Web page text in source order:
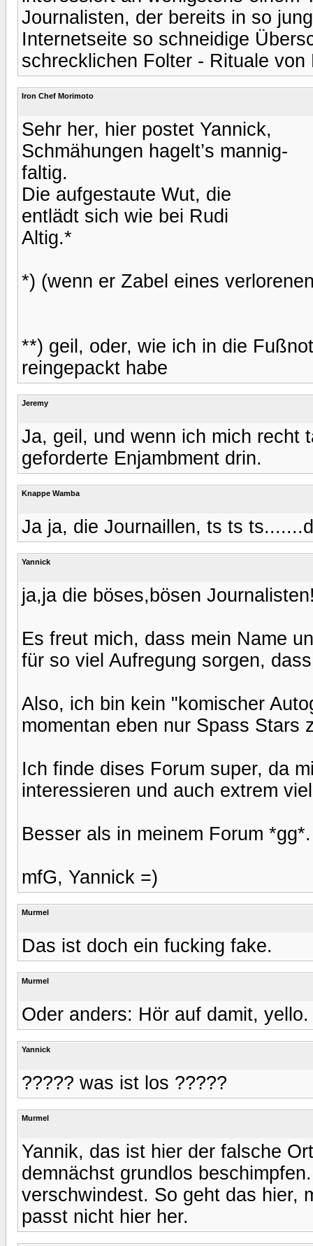
Journalisten, der bereits in so
Internetseite so schneidige
schrecklichen Folter - Rituale
Iron Chef Morimoto
Sehr her, hier postet Yannick,
Schmähungen hagelt’s mannig-
faltig.
Die aufgestaute Wut, die
entlädt sich wie bei Rudi
Altig.*
*) (wenn er Zabel eines
**) geil, oder, wie ich in die
reingepackt habe
Jeremy
Ja, geil, und wenn ich mich recht
geforderte Enjambment drin.
Knappe Wamba
Ja ja, die Journaillen, ts ts
Yannick
ja,ja die böses,bösen
Es freut mich, dass mein Name
für so viel Aufregung sorgen,
Also, ich bin kein "komischer
momentan eben nur Spass Stars
Ich finde dises Forum super, da
interessieren und auch extrem
Besser als in meinem Forum *gg*.
mfG, Yannick =)
Murmel
Das ist doch ein fucking fake.
Murmel
Oder anders: Hör auf damit, yello.
Yannick
????? was ist los ?????
Murmel
Yannik, das ist hier der falsche
demnächst grundlos
verschwindest. So geht das hier,
passt nicht hier her.